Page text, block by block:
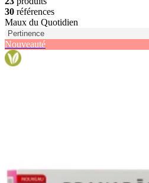
30 références
Maux du Quotidien
Nouveauté